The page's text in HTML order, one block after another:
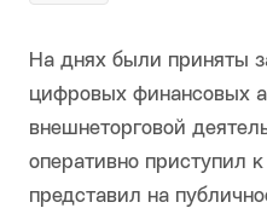
На днях были приняты
цифровых финансовых
внешнеторговой
оперативно приступил
представил на